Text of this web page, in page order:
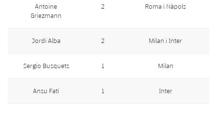
Palmarès
Infantil B
Resultats
Resultats
Juvenil
Cadet
PLUSICON
MÉS
Primer equip
plusicon
més
Actualitat
Calendari
Barça Atlètic
plusicon
més
Actualitat
Base
Antoine
Griezmann
2 Roma i Nàpols
Jordi Alba 2 Milan i Inter
Sergio Busquets 1 Milan
Ansu Fati 1 Inter